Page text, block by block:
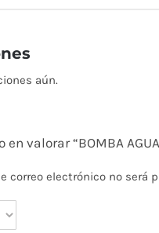
aún.
valorar “BOMBA AGUA
correo electrónico no será